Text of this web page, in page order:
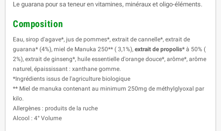
Le guarana pour sa teneur en vitamines, minéraux et oligo-éléments.
Composition
Eau, sirop d'agave*, jus de pommes*, extrait de cannelle*, extrait de
guarana* (4%), miel de Manuka 250** ( 3,1%), extrait de propolis*à 50% (
2%), extrait de ginseng*, huile essentielle d'orange douce*, arôme*, arôme
naturel, épaississant : xanthane gomme.
*Ingrédients issus de l'agriculture biologique
** Miel de manuka contenant au minimum 250mg de méthylglyoxal par
kilo.
Allergènes : produits de la ruche
Alcool : 4° Volume